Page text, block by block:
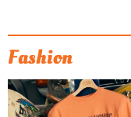
Fashion